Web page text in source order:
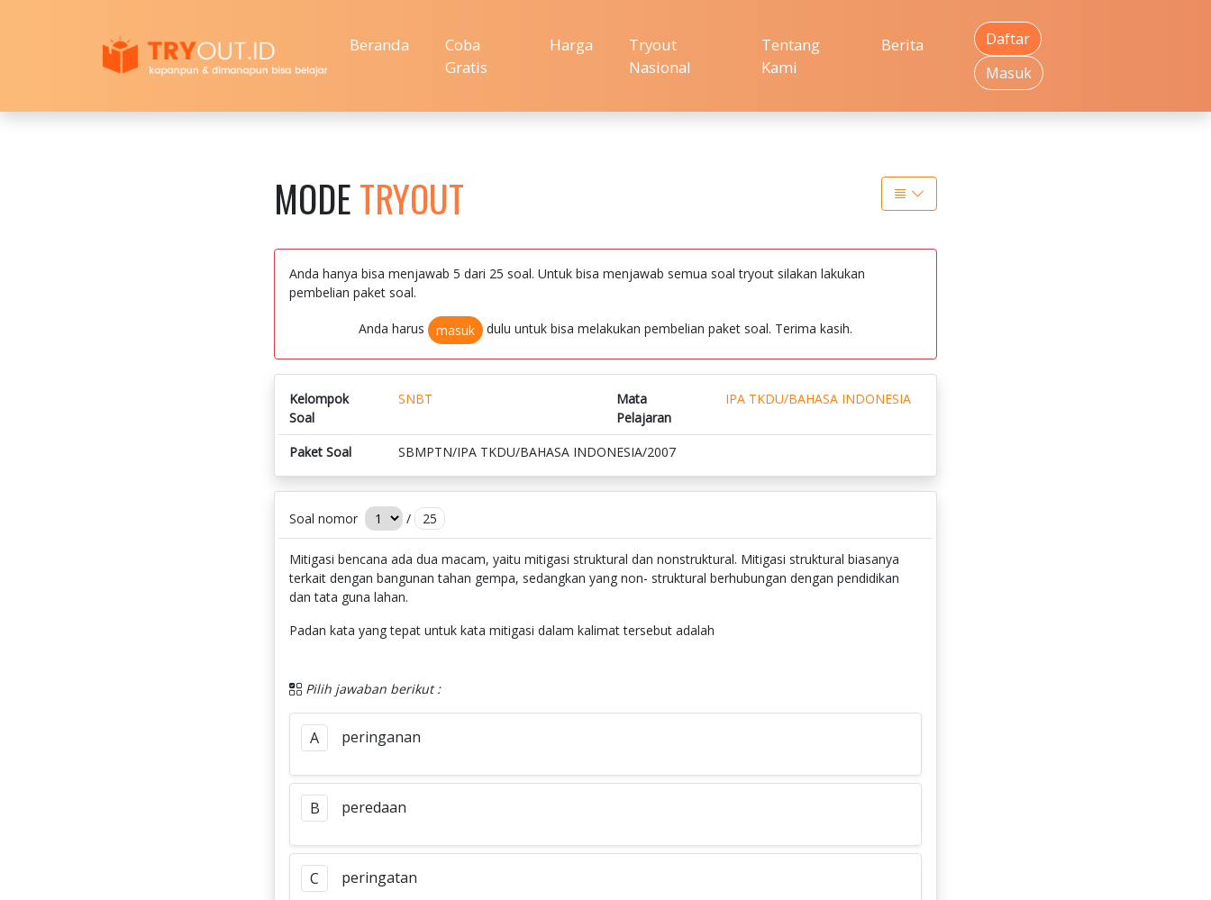
Beranda
Coba
Gratis
Harga
Tryout
Nasional
Tentang
Kami
Berita
Daftar
Masuk
MODETRYOUT
Anda hanya bisa menjawab 5 dari 25 soal. Untuk bisa menjawab semua soal tryout silakan lakukan
pembelian paket soal.
Anda harus masuk dulu untuk bisa melakukan pembelian paket soal. Terima kasih.
Kelompok
Soal
SNBT
Mata
Pelajaran
IPA TKDU/BAHASA INDONESIA
Paket Soal SBMPTN/IPA TKDU/BAHASA INDONESIA/2007
Soal nomor / 25
Mitigasi bencana ada dua macam, yaitu mitigasi struktural dan nonstruktural. Mitigasi struktural biasanya
terkait dengan bangunan tahan gempa, sedangkan yang non- struktural berhubungan dengan pendidikan
dan tata guna lahan.
Padan kata yang tepat untuk kata mitigasi dalam kalimat tersebut adalah
Pilih jawaban berikut :
A peringanan
B peredaan
C peringatan